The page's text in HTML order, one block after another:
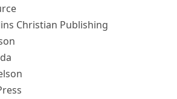
Christian Publishing